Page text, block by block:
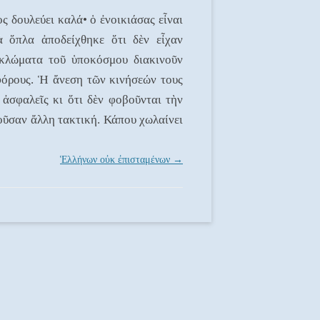
καλά• ὁ ἐνοικιάσας εἶναι
ἀποδείχθηκε ὅτι δὲν εἶχαν
τοῦ ὑποκόσμου διακινοῦν
Ἡ ἄνεση τῶν κινήσεών τους
κι ὅτι δὲν φοβοῦνται τὴν
ἄλλη τακτική. Κάπου χωλαίνει
Ἑλλήνων οὐκ ἐπισταμένων →